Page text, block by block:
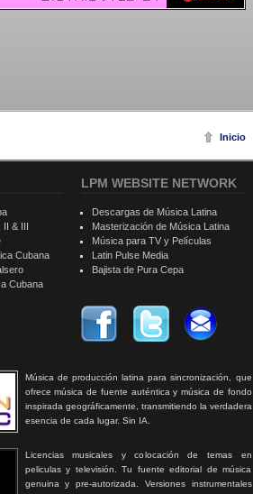
Inicio
Música de producción latina para sincronización, que
ofrece música de fuente auténtica y música de fondo
inspirada geográficamente, transmitiendo la verdadera
esencia de cada lugar. Sin IA.
Licencias musicales y colocación de temas en
peliculas y televisión. Tu fuente editorial de música
genuina y pre-autorizada. Versiones instrumentales
II & III
Cubana
Cubana
LPM WEBSITE NETWORK
Descargas de Música Latina
Masterización de Música Latina
Música para TV y Películas
Latin Pulse Media
Bajista de Pura Cepa